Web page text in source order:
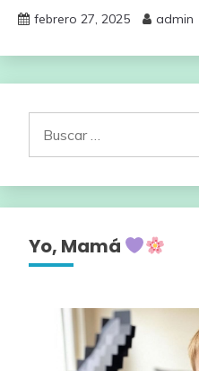
febrero 27, 2025 admin
Yo, Mamá